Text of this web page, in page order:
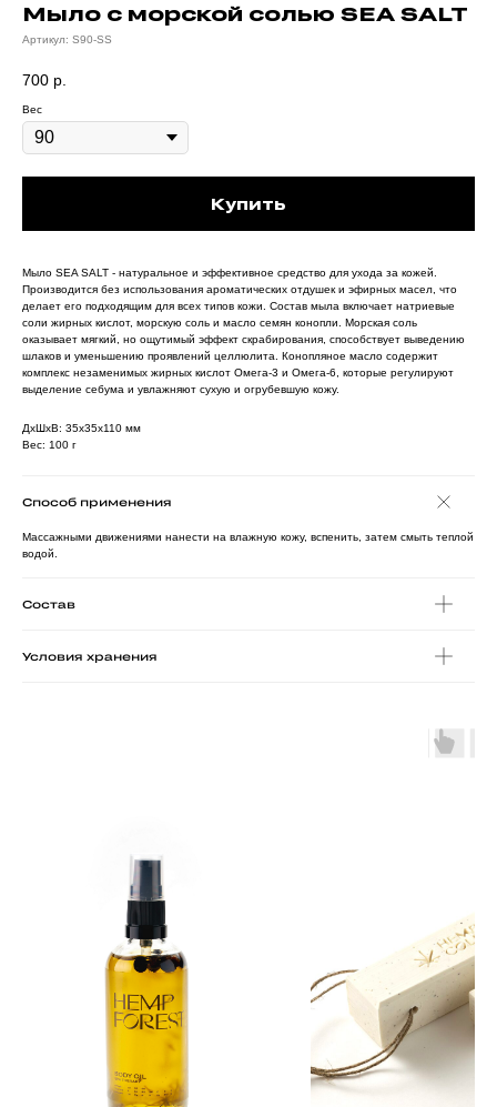
Мыло с морской солью SEA SALT
Артикул: S90-SS
700 р.
Вес
Купить
Мыло SEA SALT - натуральное и эффективное средство для ухода за кожей.
Производится без использования ароматических отдушек и эфирных масел, что
делает его подходящим для всех типов кожи. Состав мыла включает натриевые
соли жирных кислот, морскую соль и масло семян конопли. Морская соль
оказывает мягкий, но ощутимый эффект скрабирования, способствует выведению
шлаков и уменьшению проявлений целлюлита. Конопляное масло содержит
комплекс незаменимых жирных кислот Омега-3 и Омега-6, которые регулируют
выделение себума и увлажняют сухую и огрубевшую кожу.
ДxШxВ: 35x35x110 мм
Вес: 100 г
Способ применения
Массажными движениями нанести на влажную кожу, вспенить, затем смыть теплой
водой.
Состав
Условия хранения